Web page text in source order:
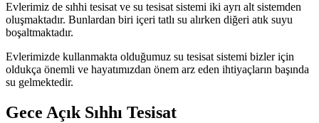
Evlerimiz de sıhhi tesisat ve su tesisat sistemi iki ayrı alt sistemden
oluşmaktadır. Bunlardan biri içeri tatlı su alırken diğeri atık suyu
boşaltmaktadır.
Evlerimizde kullanmakta olduğumuz su tesisat sistemi bizler için
oldukça önemli ve hayatımızdan önem arz eden ihtiyaçların başında
su gelmektedir.
Gece Açık Sıhhı Tesisat